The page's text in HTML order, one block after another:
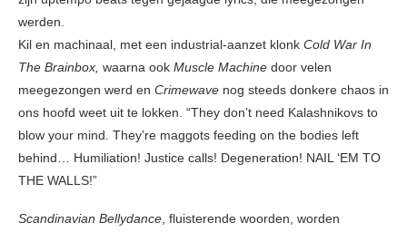
werden.
Kil en machinaal, met een industrial-aanzet klonk Cold War In
The Brainbox, waarna ook Muscle Machine door velen
meegezongen werd en Crimewave nog steeds donkere chaos in
ons hoofd weet uit te lokken. “They don’t need Kalashnikovs to
blow your mind. They’re maggots feeding on the bodies left
behind… Humiliation! Justice calls! Degeneration! NAIL ‘EM TO
THE WALLS!”
Scandinavian Bellydance , fluisterende woorden, worden